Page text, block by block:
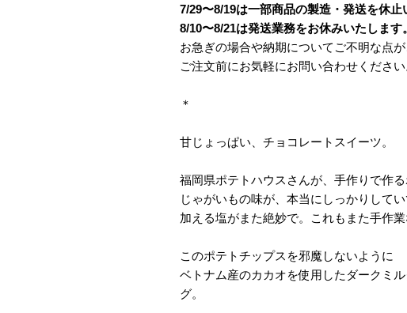
7/29〜8/19は一部商品の製造・発送を休止
8/10〜8/21は発送業務をお休みいたします。
お急ぎの場合や納期についてご不明な点が
ご注文前にお気軽にお問い合わせください
＊
甘じょっぱい、チョコレートスイーツ。
福岡県ポテトハウスさんが、手作りで作る
じゃがいもの味が、本当にしっかりして
加える塩がまた絶妙で。これもまた手作業
このポテトチップスを邪魔しないように
ベトナム産のカカオを使用したダークミ
グ。